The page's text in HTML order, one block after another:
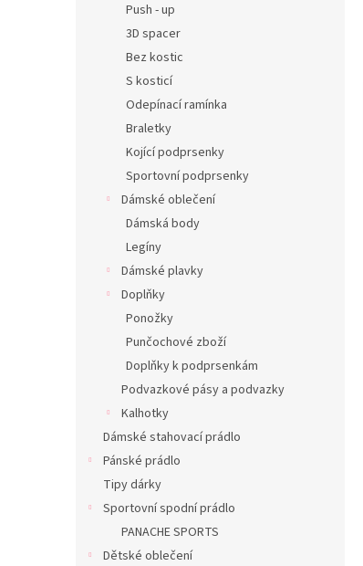
Push - up
3D spacer
Bez kostic
S kosticí
Odepínací ramínka
Braletky
Kojící podprsenky
Sportovní podprsenky
Dámské oblečení
Dámská body
Legíny
Dámské plavky
Doplňky
Ponožky
Punčochové zboží
Doplňky k podprsenkám
Podvazkové pásy a podvazky
Kalhotky
Dámské stahovací prádlo
Pánské prádlo
Tipy dárky
Sportovní spodní prádlo
PANACHE SPORTS
Dětské oblečení